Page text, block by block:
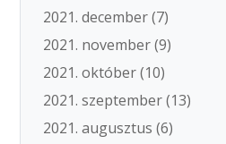
2021. december(7)
2021. november(9)
2021. október(10)
2021. szeptember(13)
2021. augusztus (6)